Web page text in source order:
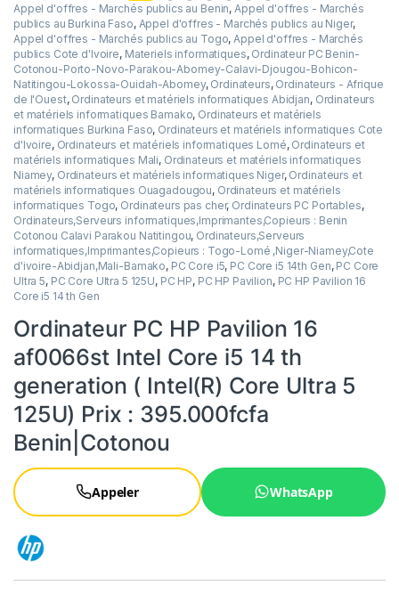
Appel d'offres - Marchés publics au Benin, Appel d'offres - Marchés
publics au Burkina Faso, Appel d'offres - Marchés publics au Niger,
Appel d'offres - Marchés publics au Togo, Appel d'offres - Marchés
publics Cote d'Ivoire, Materiels informatiques, Ordinateur PC Benin-
Cotonou-Porto-Novo-Parakou-Abomey-Calavi-Djougou-Bohicon-
Natitingou-Lokossa-Ouidah-Abomey, Ordinateurs, Ordinateurs - Afrique
de l'Ouest, Ordinateurs et matériels informatiques Abidjan, Ordinateurs
et matériels informatiques Bamako, Ordinateurs et matériels
informatiques Burkina Faso, Ordinateurs et matériels informatiques Cote
d'Ivoire, Ordinateurs et matériels informatiques Lomé, Ordinateurs et
matériels informatiques Mali, Ordinateurs et matériels informatiques
Niamey, Ordinateurs et matériels informatiques Niger, Ordinateurs et
matériels informatiques Ouagadougou, Ordinateurs et matériels
informatiques Togo, Ordinateurs pas cher, Ordinateurs PC Portables,
Ordinateurs,Serveurs informatiques,Imprimantes,Copieurs : Benin
Cotonou Calavi Parakou Natitingou, Ordinateurs,Serveurs
informatiques,Imprimantes,Copieurs : Togo-Lomé ,Niger-Niamey,Cote
d'ivoire-Abidjan,Mali-Bamako, PC Core i5, PC Core i5 14th Gen, PC Core
Ultra 5, PC Core Ultra 5 125U, PC HP, PC HP Pavilion, PC HP Pavilion 16
Core i5 14 th Gen
Ordinateur PC HP Pavilion 16
af0066st Intel Core i5 14 th
generation ( Intel(R) Core Ultra 5
125U) Prix : 395.000fcfa
Benin|Cotonou
Appeler WhatsApp